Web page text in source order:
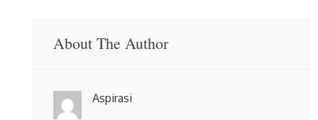
About The Author
Aspirasi